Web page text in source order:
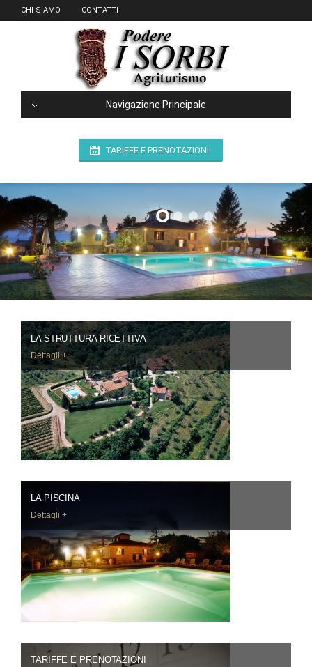
CHI SIAMO CONTATTI
Navigazione Principale
TARIFFE E PRENOTAZIONI
LA STRUTTURA RICETTIVA
Dettagli +
LA PISCINA
Dettagli +
TARIFFE E PRENOTAZIONI